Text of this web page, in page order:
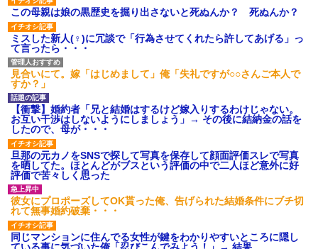
【悲報】佐藤輝明・・・２軍
でも盛大にやらかす←あまり悲
しませないでくれ
この母親は娘の黒歴史を掘り出さないと死ぬんか？ 死ぬんか？
ミスした新人(♀)に冗談で「行為させてくれたら許してあげる」っ
て言ったら・・・
見合いにて。嫁「はじめまして」俺「失礼ですが○○さんご本人で
すか？」
【衝撃】婚約者「兄と結婚はするけど嫁入りするわけじゃない。
お互い干渉はしないようにしましょう」→ その後に結納金の話を
したので、母が・・・
旦那の元カノをSNSで探して写真を保存して顔面評価スレで写真
を晒してた。ほとんどがブスという評価の中で二人ほど意外に好
評価で苦々しく思った
彼女にプロポーズしてOK貰った俺、告げられた結婚条件にブチ切
れて無事婚約破棄・・・
同じマンションに住んでる女性が鍵をわかりやすいところに隠し
ている事に気づいた俺「忍びこんでみよう！」→ 結果